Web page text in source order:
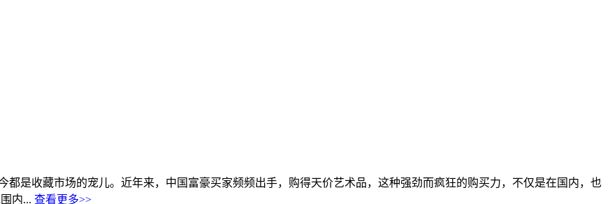
都是收藏市场的宠儿。近年来，中国富豪买家频频出手，购得天价艺术品，这种强劲而疯狂的购买力，不仅是在国内，也
内... 查看更多>>